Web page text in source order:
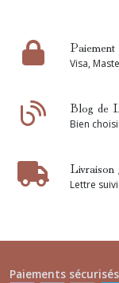
Paiement
Visa,
Blog de
Bien
Livraison
Lettre
Paiements sécurisés